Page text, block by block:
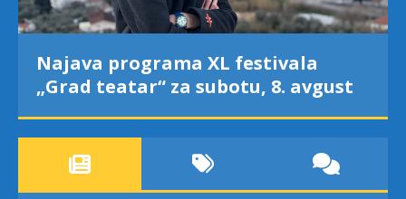
Najava programa XL festivala
„Grad teatar“ za subotu, 8. avgust